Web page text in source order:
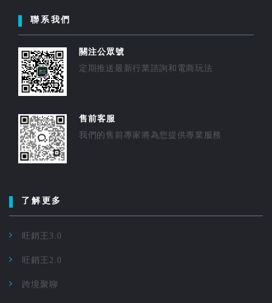
聯系我們
關注公眾號
定期推送最新行業諮詢和電商玩法
售前客服
我們的售前專家將為您提供專業服務
了解更多
旺銷王3.0
旺銷王2.0
跨境聚聊